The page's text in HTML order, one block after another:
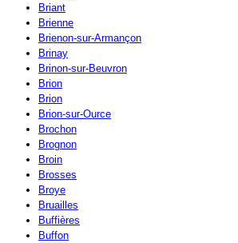
Briant
Brienne
Brienon-sur-Armançon
Brinay
Brinon-sur-Beuvron
Brion
Brion
Brion-sur-Ource
Brochon
Brognon
Broin
Brosses
Broye
Bruailles
Buffières
Buffon